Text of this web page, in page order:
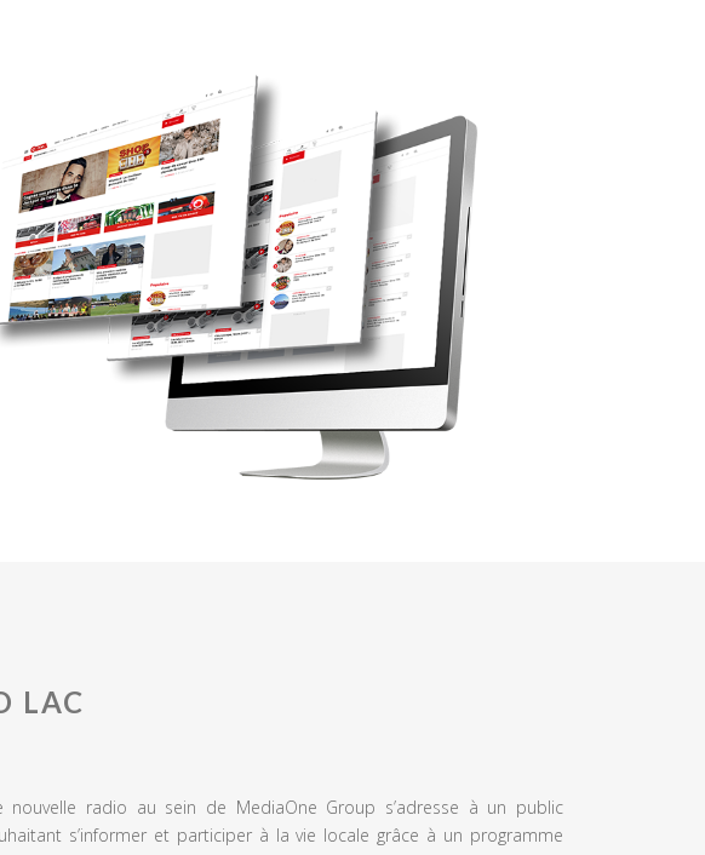
LAC
nouvelle radio au sein de MediaOne Group s’adresse à un public
s’informer et participer à la vie locale grâce à un programme